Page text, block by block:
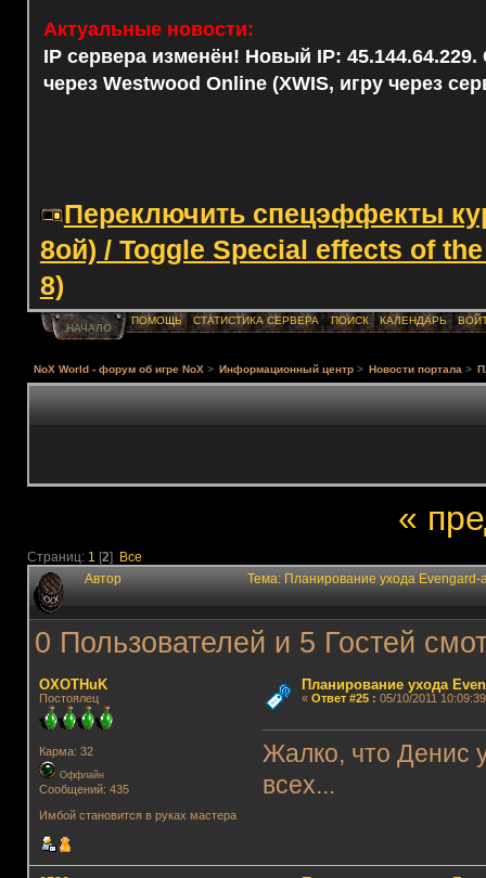
Актуальные новости:
IP сервера изменён! Новый IP: 45.144.64.229.
через Westwood Online (XWIS, игру через
Переключить спецэффекты
8ой) / Toggle Special effects of
8)
НАЧАЛО
ПОМОЩЬ СТАТИСТИКА СЕРВЕРА ПОИСК КАЛЕНДАРЬ
NoX World - форум об игре NoX > Информационный центр > Новости портала >
«
Страниц: 1 [2] Все
Автор Тема: Планирование ухода
0 Пользователей и 5 Гостей
OXOTHuK
Постоялец
Карма: 32
Оффлайн
Сообщений: 435
Имбой становится в руках мастера
Планирование ухода
« Ответ #25: 05/10/2011
Жалко, что Денис
всех...